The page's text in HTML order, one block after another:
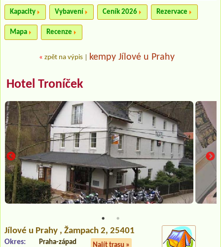
Kapacity Vybavení Ceník 2026 Rezervace
Mapa Recenze
« zpět na výpis kempy Jílové u Prahy
Hotel Troníček
Jílové u Prahy , Žampach 2, 25401
Najít trasu »
Okres: Praha-západ